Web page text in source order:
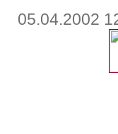
05.04.2002